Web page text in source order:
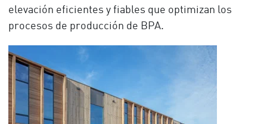
elevación eficientes y fiables que optimizan los
procesos de producción de BPA.